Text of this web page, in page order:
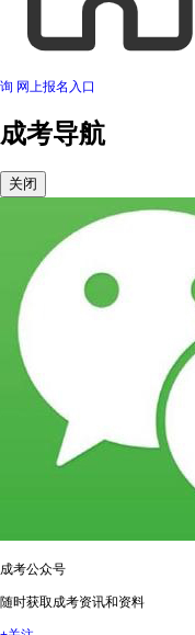
询 网上报名入口
成考导航
关闭
成考公众号
随时获取成考资讯和资料